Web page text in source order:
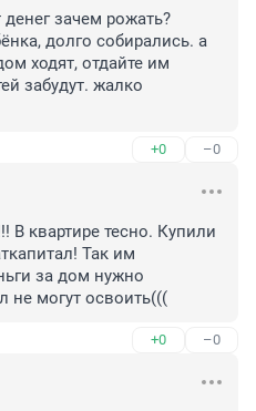
зачем рожать?
долго собирались. а
ходят, отдайте им
забудут. жалко
+0 –0
В квартире тесно. Купили
Так им
за дом нужно
не могут освоить(((
+0 –0